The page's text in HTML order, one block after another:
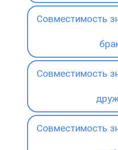
Совместимость
Совместимость
Совместимость